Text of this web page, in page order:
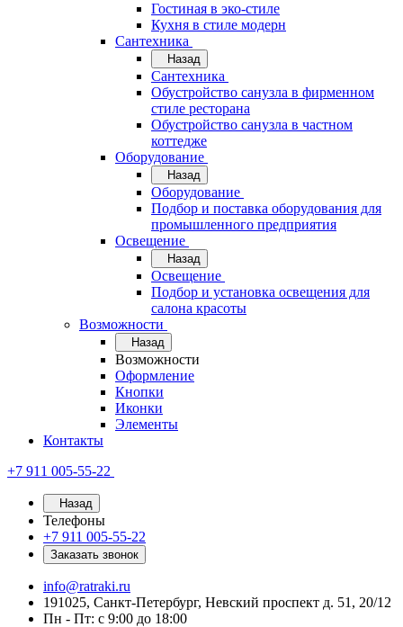
Гостиная в эко-стиле
Кухня в стиле модерн
Сантехника
Назад
Сантехника
Обустройство санузла в фирменном
стиле ресторана
Обустройство санузла в частном
коттедже
Оборудование
Назад
Оборудование
Подбор и поставка оборудования для
промышленного предприятия
Освещение
Назад
Освещение
Подбор и установка освещения для
салона красоты
Возможности
Назад
Возможности
Оформление
Кнопки
Иконки
Элементы
Контакты
+7 911 005-55-22
Назад
Телефоны
+7 911 005-55-22
Заказать звонок
info@ratraki.ru
191025, Санкт-Петербург, Невский проспект д. 51, 20/12
Пн - Пт: с 9:00 до 18:00